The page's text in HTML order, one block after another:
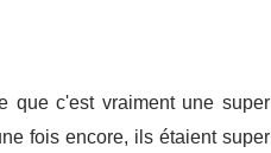
que c'est vraiment une super
fois encore, ils étaient super